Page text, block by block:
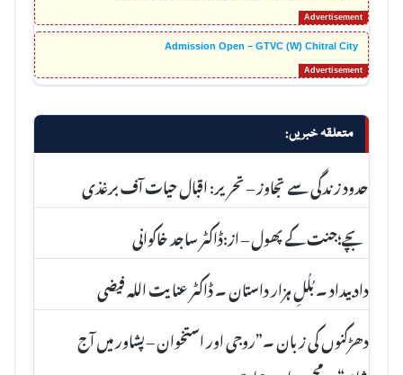
Admission Open – GTVC (W) Chitral City
متعلقہ خبریں:
حدود زندگی سے تجاوز – تحریر: اقبال حیات آف برغذی
بچے؛جنت کے پھول – از:ڈاکٹر ساجد خاکوانی
داد بیداد ۔ بُلُلِ ہزار داستان ۔ ڈاکٹر عنا یت اللہ فیضی
دھڑکنوں کی زبان ۔”روجی اور استخوان – پشاور میں آج